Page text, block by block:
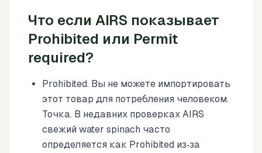
Что если AIRS показывает
Prohibited или Permit
required?
Prohibited. Вы не можете импортировать
этот товар для потребления человеком.
Точка. В недавних проверках AIRS
свежий water spinach часто
определяется как Prohibited из‑за